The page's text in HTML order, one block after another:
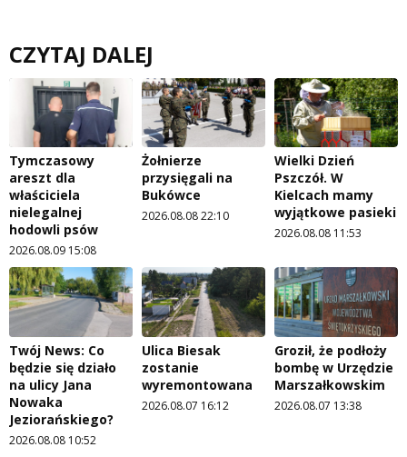
CZYTAJ DALEJ
Tymczasowy
areszt dla
właściciela
nielegalnej
hodowli psów
2026.08.09 15:08
Żołnierze
przysięgali na
Bukówce
2026.08.08 22:10
Wielki Dzień
Pszczół. W
Kielcach mamy
wyjątkowe pasieki
2026.08.08 11:53
Twój News: Co
będzie się działo
na ulicy Jana
Nowaka
Jeziorańskiego?
2026.08.08 10:52
Ulica Biesak
zostanie
wyremontowana
2026.08.07 16:12
Groził, że podłoży
bombę w Urzędzie
Marszałkowskim
2026.08.07 13:38